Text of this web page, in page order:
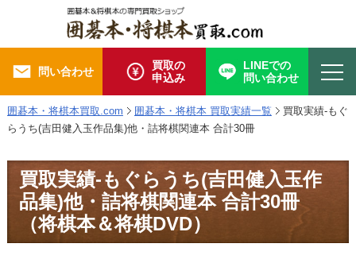
問い合わせ
買取の
申込み
LINEでの
問い合わせ
囲碁本・将棋本買取.com 囲碁本・将棋本 買取実績一覧
買取実績-もぐ
らうち(吉田健入玉作品集)他・詰将棋関連本 合計30冊
買取実績-もぐらうち(吉田健入玉作
品集)他・詰将棋関連本 合計30冊
（将棋本＆将棋DVD）